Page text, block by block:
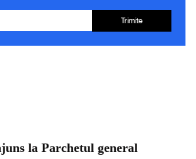
Trimite
la Parchetul general